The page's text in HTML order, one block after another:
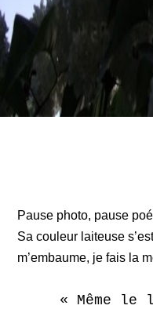
Pause photo, pause
Sa couleur laiteuse
m’embaume, je fais la
« Même